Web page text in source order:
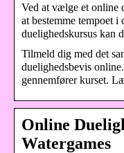
Ved at vælge et online
at bestemme tempoet
duelighedskursus kan
Tilmeld dig med det
duelighedsbevis
gennemfører kurset.
Online
Watergames